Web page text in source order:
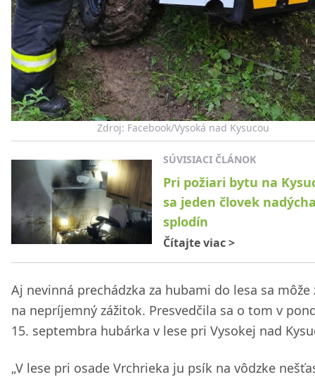
Zdroj: Facebook/Vysoká nad Kysucou
SÚVISIACI ČLÁNOK
Pri požiari bytu na
sa jeden človek
splodín
Čítajte viac>
Aj nevinná prechádzka za hubami do lesa sa
na nepríjemný zážitok. Presvedčila sa o tom v
15. septembra hubárka v lese pri Vysokej nad
„V lese pri osade Vrchrieka ju psík na vôdzke